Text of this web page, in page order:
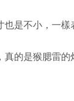
也是不小，一樣
真的是猴腮雷的